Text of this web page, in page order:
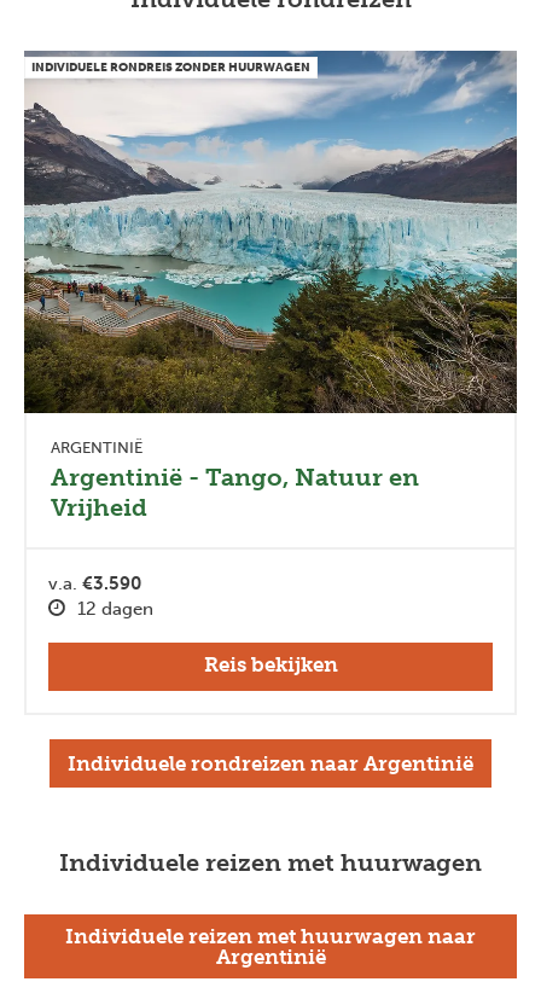
INDIVIDUELE RONDREIS ZONDER HUURWAGEN
ARGENTINIË
Argentinië - Tango, Natuur en
Vrijheid
v.a. €3.590
12 dagen
Reis bekijken
Individuele rondreizen naar Argentinië
Individuele reizen met huurwagen
Individuele reizen met huurwagen naar
Argentinië